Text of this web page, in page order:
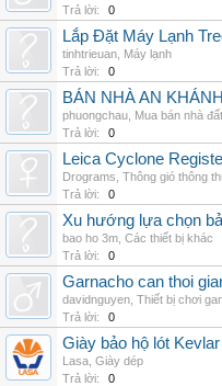
Trả lời:
0
Lắp Đặt Máy Lạnh
tinhtrieuan Máy lạnh
Trả lời:
0
BÁN NHÀ AN
phuongchau Mua bán nhà đất
Trả lời:
0
Leica Cyclone
Drograms Thông gió thông
Trả lời:
0
Xu hướng lựa chọn
bao ho 3m Các thiết bị khác
Trả lời:
0
Garnacho can thoi
davidnguyen Thiết bị chơi
Trả lời:
0
Giày bảo hộ lót
Lasa Giày dép
Trả lời:
0